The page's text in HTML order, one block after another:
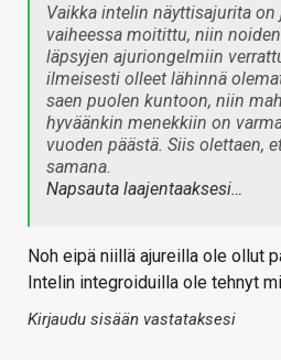
Vaikka intelin näyttisajurita
vaiheessa moitittu, niin
läpsyjen ajuriongelmiin
ilmeisesti olleet lähinnä
saen puolen kuntoon, niin
hyväänkin menekkiin on
vuoden päästä. Siis olettaen,
samana.
Napsauta laajentaaksesi…
Noh eipä niillä ajureilla ole ollut
Intelin integroiduilla ole tehnyt
Kirjaudu sisään vastataksesi